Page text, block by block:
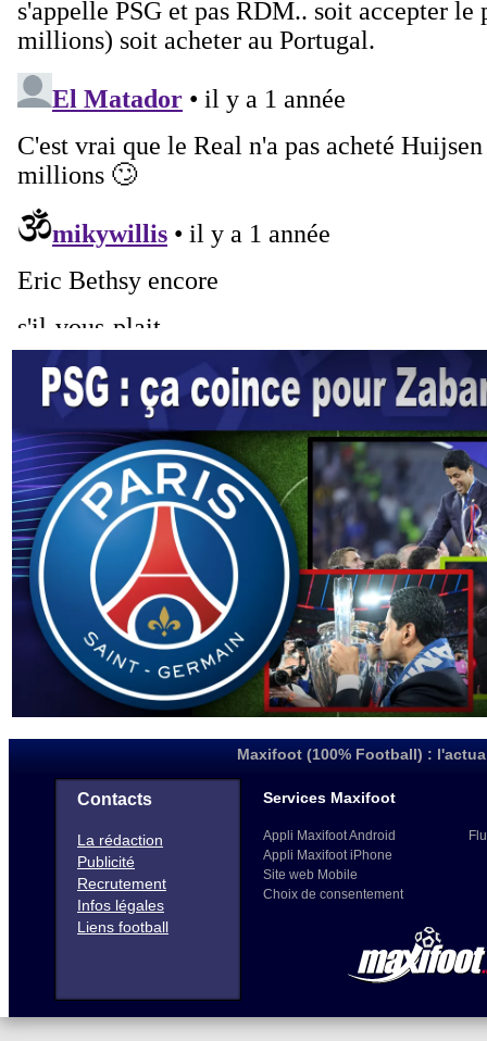
Maxifoot (100% Football) :
Contacts
La rédaction
Publicité
Recrutement
Infos légales
Liens football
Services Maxifoot
Appli Maxifoot Android
Appli Maxifoot iPhone
Site web Mobile
Choix de consentement